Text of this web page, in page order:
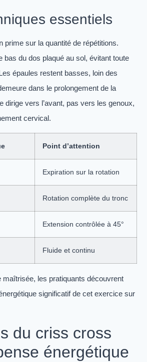
essentiels
prime sur la quantité de répétitions.
bas du dos plaqué au sol, évitant toute
épaules restent basses, loin des
dans le prolongement de la
dirige vers l’avant, pas vers les genoux,
cervical.
Point d’attention
Expiration sur la rotation
Rotation complète du tronc
Extension contrôlée à 45°
Fluide et continu
maîtrisée, les pratiquants découvrent
significatif de cet exercice sur
du criss cross
énergétique